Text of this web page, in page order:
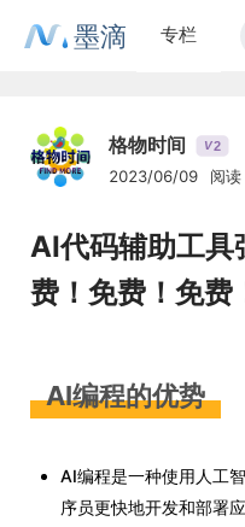
墨滴 专栏
格物时间 V2
2023/06/09 阅
AI代码辅助工具
费！免费！免费
AI编程的优势
AI编程是一种使用人工
序员更快地开发和部署